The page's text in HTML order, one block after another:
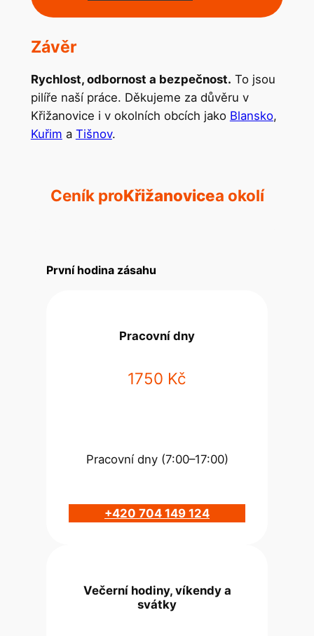
Závěr
Rychlost, odbornost a bezpečnost. To jsou
pilíře naší práce. Děkujeme za důvěru v
Křižanovice i v okolních obcích jako Blansko,
Kuřim a Tišnov.
Ceník proKřižanovicea okolí
První hodina zásahu
Pracovní dny
1750 Kč
Pracovní dny (7:00–17:00)
+420 704 149 124
Večerní hodiny, víkendy a
svátky